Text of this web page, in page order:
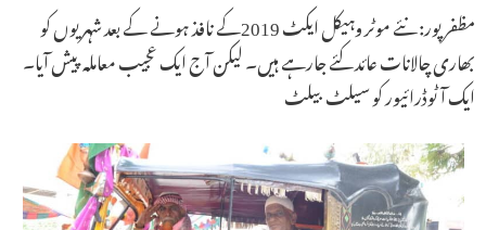
مظفرپور: نئے موٹر وہیکل ایکٹ 2019کے نافذ ہونے کے بعد شہریوں کو
بھاری چالانات عائد کئے جارہے ہیں۔ لیکن آج ایک عجیب معاملہ پیش آیا۔
ایک آٹوڈرائیور کو سیلٹ بیلٹ